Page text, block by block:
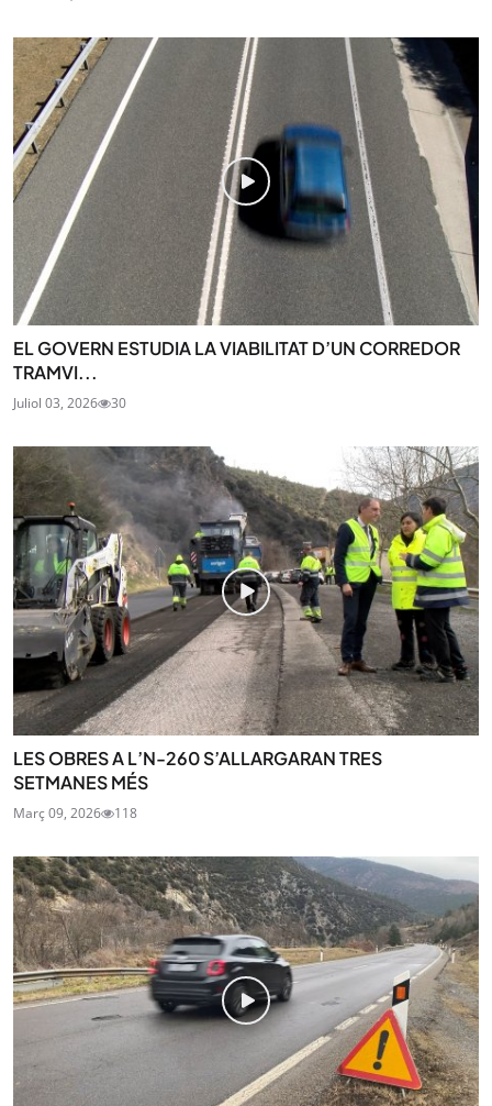
EL GOVERN ESTUDIA LA VIABILITAT D’UN CORREDOR
TRAMVI...
Juliol 03, 2026 30
LES OBRES A L’N-260 S’ALLARGARAN TRES
SETMANES MÉS
Març 09, 2026 118